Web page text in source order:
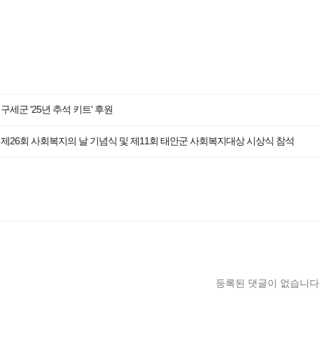
구세군 '25년 추석 키트' 후원
제26회 사회복지의 날 기념식 및 제11회 태안군 사회복지대상 시상식 참석
등록된 댓글이 없습니다.